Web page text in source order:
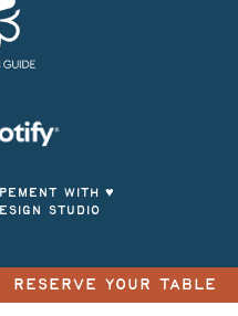
WITH ♥
STUDIO
RESERVE YOUR TABLE